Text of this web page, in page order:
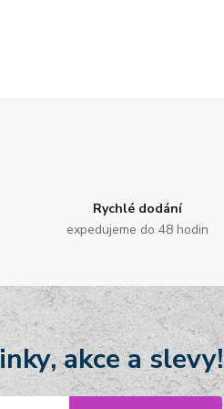
Rychlé dodání
expedujeme do 48 hodin
akce a slevy!